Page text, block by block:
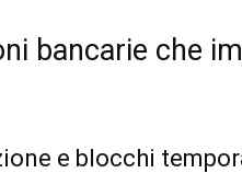
bancarie che
e blocchi